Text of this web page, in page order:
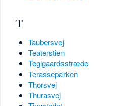
T
Taubersvej
Teaterstien
Teglgaardsstræde
Terasseparken
Thorsvej
Thurasvej